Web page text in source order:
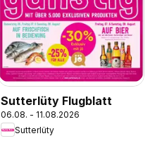
Sutterlüty Flugblatt
06.08. - 11.08.2026
Sutterlüty